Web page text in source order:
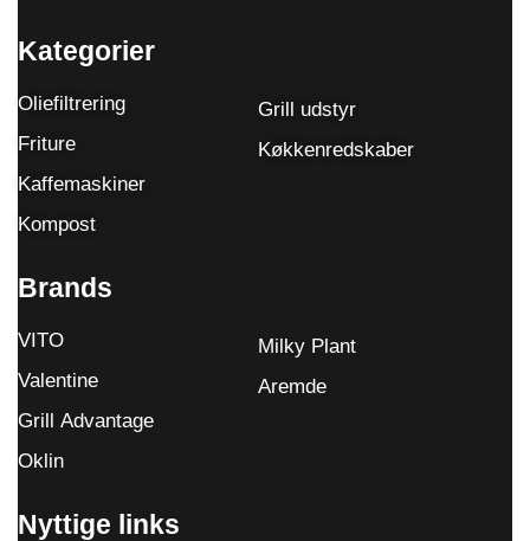
Kategorier
Oliefiltrering
Friture
Kaffemaskiner
Kompost
Grill udstyr
Køkkenredskaber
Brands
VITO
Valentine
Grill Advantage
Oklin
Milky Plant
Aremde
Nyttige links